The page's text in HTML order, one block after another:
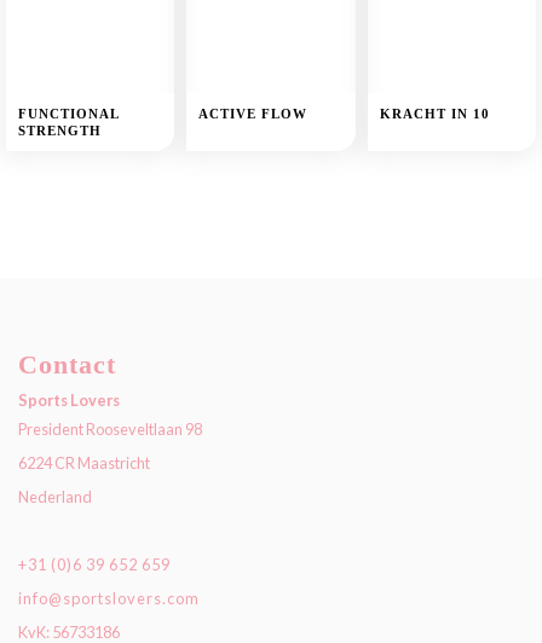
FUNCTIONAL
STRENGTH
ACTIVE FLOW KRACHT IN 10
Contact
Sports Lovers
President Rooseveltlaan 98
6224 CR Maastricht
Nederland
+31 (0)6 39 652 659
info@sportslovers.com
KvK: 56733186